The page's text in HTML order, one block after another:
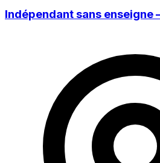
Indépendant sans enseigne